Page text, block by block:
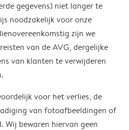
gegevens) niet langer te
noodzakelijk voor onze
zijn we
van de AVG, dergelijke
van klanten te verwijderen
voor het verlies, de
van fotoafbeeldingen of
Wij bewaren hiervan geen